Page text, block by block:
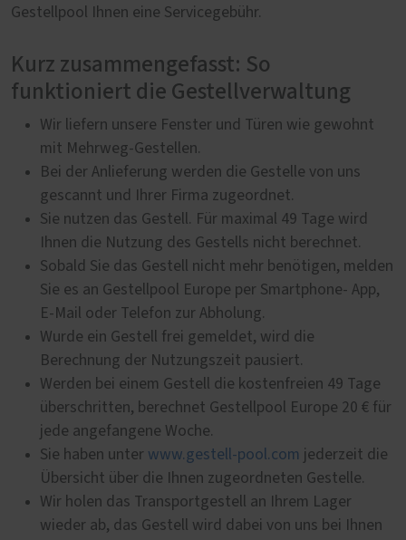
Gestellpool Ihnen eine Servicegebühr.
Kurz zusammengefasst: So
funktioniert die Gestellverwaltung
Wir liefern unsere Fenster und Türen wie gewohnt
mit Mehrweg-Gestellen.
Bei der Anlieferung werden die Gestelle von uns
gescannt und Ihrer Firma zugeordnet.
Sie nutzen das Gestell. Für maximal 49 Tage wird
Ihnen die Nutzung des Gestells nicht berechnet.
Sobald Sie das Gestell nicht mehr benötigen, melden
Sie es an Gestellpool Europe per Smartphone- App,
E-Mail oder Telefon zur Abholung.
Wurde ein Gestell frei gemeldet, wird die
Berechnung der Nutzungszeit pausiert.
Werden bei einem Gestell die kostenfreien 49 Tage
überschritten, berechnet Gestellpool Europe 20 € für
jede angefangene Woche.
Sie haben unter www.gestell-pool.com jederzeit die
Übersicht über die Ihnen zugeordneten Gestelle.
Wir holen das Transportgestell an Ihrem Lager
wieder ab, das Gestell wird dabei von uns bei Ihnen